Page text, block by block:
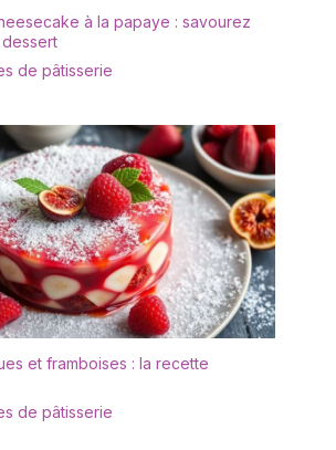
petite taille et légère,
mesurant 5,5 cm de
d'épaisseur, peut tenir
mains. prend peu de
place et peut facilement
être transporté dans
votre portefeuille ou
votre poche ; Parfait pour
le mettre dans votre sac
à main, votre sac de
voyage, votre mallette
ou la poche arrière de
votre jean pour les
médicaments quotidiens.
peinture unique peut
à la papaye : savourez
dessert
de pâtisserie
et framboises : la recette
de pâtisserie